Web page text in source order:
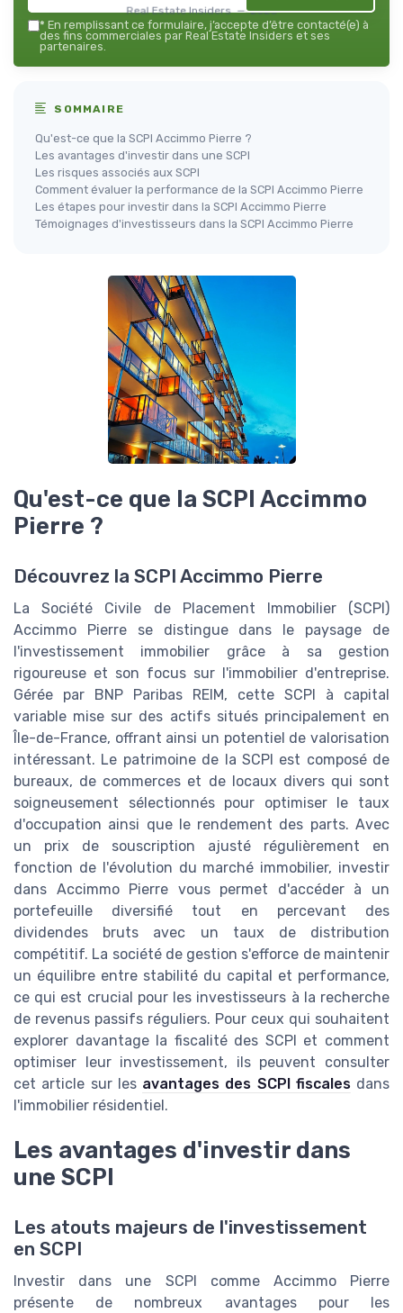
Real Estate Insiders — 2026
* En remplissant ce formulaire, j’accepte d’être contacté(e) à
des fins commerciales par Real Estate Insiders et ses
partenaires.
SOMMAIRE
Qu'est-ce que la SCPI Accimmo Pierre ?
Les avantages d'investir dans une SCPI
Les risques associés aux SCPI
Comment évaluer la performance de la SCPI Accimmo Pierre
Les étapes pour investir dans la SCPI Accimmo Pierre
Témoignages d'investisseurs dans la SCPI Accimmo Pierre
Qu'est-ce que la SCPI Accimmo
Pierre ?
Découvrez la SCPI Accimmo Pierre
La Société Civile de Placement Immobilier (SCPI)
Accimmo Pierre se distingue dans le paysage de
l'investissement immobilier grâce à sa gestion
rigoureuse et son focus sur l'immobilier d'entreprise.
Gérée par BNP Paribas REIM, cette SCPI à capital
variable mise sur des actifs situés principalement en
Île-de-France, offrant ainsi un potentiel de valorisation
intéressant. Le patrimoine de la SCPI est composé de
bureaux, de commerces et de locaux divers qui sont
soigneusement sélectionnés pour optimiser le taux
d'occupation ainsi que le rendement des parts. Avec
un prix de souscription ajusté régulièrement en
fonction de l'évolution du marché immobilier, investir
dans Accimmo Pierre vous permet d'accéder à un
portefeuille diversifié tout en percevant des
dividendes bruts avec un taux de distribution
compétitif. La société de gestion s'efforce de maintenir
un équilibre entre stabilité du capital et performance,
ce qui est crucial pour les investisseurs à la recherche
de revenus passifs réguliers. Pour ceux qui souhaitent
explorer davantage la fiscalité des SCPI et comment
optimiser leur investissement, ils peuvent consulter
cet article sur les avantages des SCPI fiscalesdans
l'immobilier résidentiel.
Les avantages d'investir dans
une SCPI
Les atouts majeurs de l'investissement
en SCPI
Investir dans une SCPI comme Accimmo Pierre
présente de nombreux avantages pour les